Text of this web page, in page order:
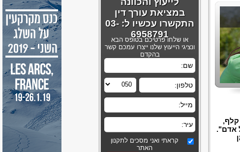
קלף,
אדם".
במציאת עורך דין
התקשרו עכשיו ל: 03-
6958791
או שלחו פרטיכם בטופס הבא
ונציגי הייעוץ שלנו ייצרו עמכם קשר
בהקדם
קראתי ואני מסכים לתקנון
האתר